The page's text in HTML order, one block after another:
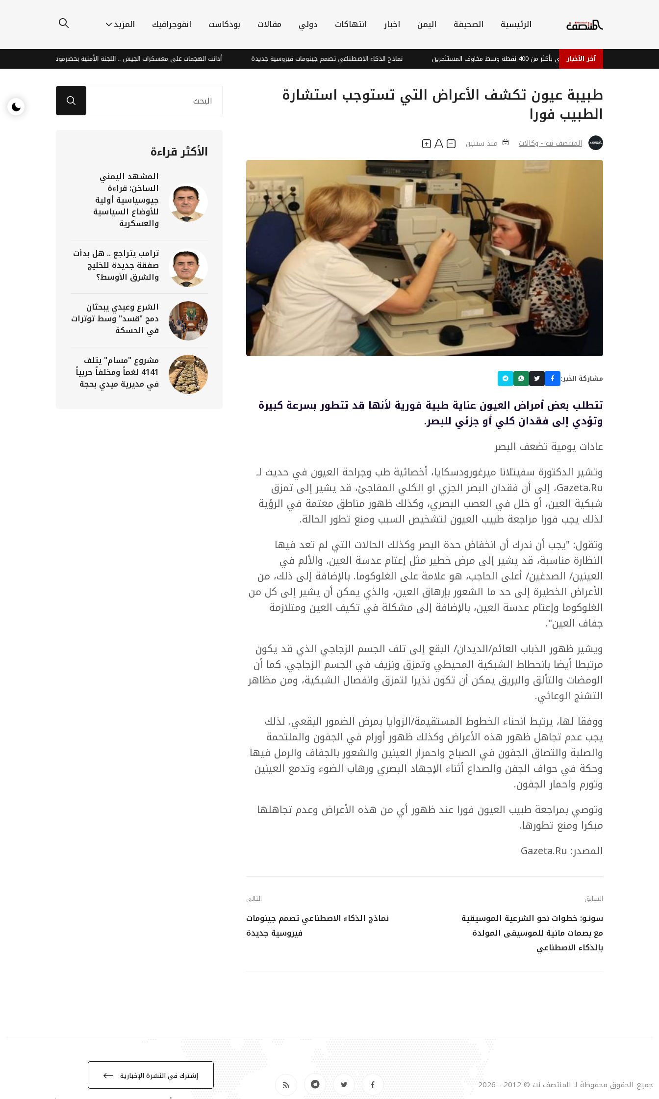
الرئيسية الصحيفة اليمن اخبار انتهاكات دولي مقالات بودكاست انفوجرافيك المزيد
آخر الأخبار
مؤشر داو جونز يهوي بأكثر من 400 نقطة وسط مخاوف المستثمرين نماذج الذكاء الاصطناعي تصمم جينومات فيروسية جديدة أدانت الهجمات على معسكرات الجيش .. اللجنة الأمنية بحضرموت : هجمات الحوثيين جاءت ردًا
طبيبة عيون تكشف الأعراض التي تستوجب استشارة
الطبيب فورا
المنتصف نت - وكالات منذ سنتين
مشاركة الخبر:
تتطلب بعض أمراض العيون عناية طبية فورية لأنها قد تتطور بسرعة كبيرة
وتؤدي إلى فقدان كلي أو جزئي للبصر.
عادات يومية تضعف البصر
وتشير الدكتورة سفيتلانا ميرغورودسكايا، أخصائية طب وجراحة العيون في حديث لـ
Gazeta.Ru، إلى أن فقدان البصر الجزي او الكلي المفاجئ، قد يشير إلى تمزق
شبكية العين، أو خلل في العصب البصري، وكذلك ظهور مناطق معتمة في الرؤية
لذلك يجب فورا مراجعة طبيب العيون لتشخيص السبب ومنع تطور الحالة.
وتقول: "يجب أن ندرك أن انخفاض حدة البصر وكذلك الحالات التي لم تعد فيها
النظارة مناسبة، قد يشير إلى مرض خطير مثل إعتام عدسة العين. والألم في
العينين/ الصدغين/ أعلى الحاجب، هو علامة على الغلوكوما. بالإضافة إلى ذلك، من
الأعراض الخطيرة إلى حد ما الشعور بإرهاق العين، والذي يمكن أن يشير إلى كل من
الغلوكوما وإعتام عدسة العين، بالإضافة إلى مشكلة في تكيف العين ومتلازمة
جفاف العين".
ويشير ظهور الذباب العائم/الديدان/ البقع إلى تلف الجسم الزجاجي الذي قد يكون
مرتبطا أيضا بانحطاط الشبكية المحيطي وتمزق ونزيف في الجسم الزجاجي. كما أن
الومضات والتألق والبريق يمكن أن تكون نذيرا لتمزق وانفصال الشبكية، ومن مظاهر
التشنج الوعائي.
ووفقا لها، يرتبط انحناء الخطوط المستقيمة/الزوايا بمرض الضمور البقعي. لذلك
يجب عدم تجاهل ظهور هذه الأعراض وكذلك ظهور أورام في الجفون والملتحمة
والصلبة والتصاق الجفون في الصباح واحمرار العينين والشعور بالجفاف والرمل فيها
وحكة في حواف الجفن والصداع أثناء الإجهاد البصري ورهاب الضوء وتدمع العينين
وتورم واحمار الجفون.
وتوصي بمراجعة طبيب العيون فورا عند ظهور أي من هذه الأعراض وعدم تجاهلها
مبكرا ومنع تطورها.
المصدر: Gazeta.Ru
السابق
سونـو: خطوات نحو الشرعية الموسيقية
مع بصمات مائية للموسيقى المولدة
بالذكاء الاصطناعي
التالي
نماذج الذكاء الاصطناعي تصمم جينومات
فيروسية جديدة
الأكثر قراءة
المشهد اليمني
الساخن: قراءة
جيوسياسية أولية
للأوضاع السياسية
والعسكرية
ترامب يتراجع .. هل بدأت
صفقة جديدة للخليج
والشرق الأوسط؟
الشرع وعبدي يبحثان
دمج "قسد" وسط توترات
في الحسكة
مشروع "مسام" يتلف
4141 لغماً ومخلفاً حربياً
في مديرية ميدي بحجة
جميع الحقوق محفوظة لـ المنتصف نت © 2012 - 2026
إشترك في النشرة الإخبارية